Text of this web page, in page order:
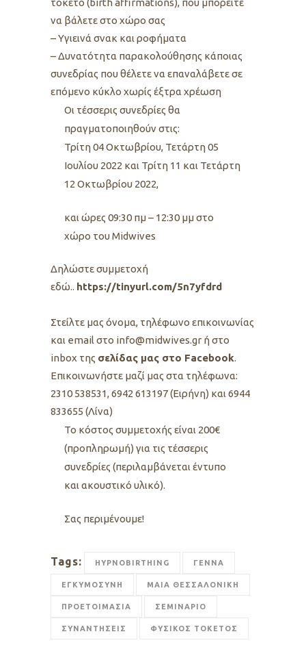
να βάλετε στο χώρο σας
– Υγιεινά σνακ και ροφήματα
– Δυνατότητα παρακολούθησης κάποιας
συνεδρίας που θέλετε να επαναλάβετε σε
επόμενο κύκλο χωρίς έξτρα χρέωση
Οι τέσσερις συνεδρίες θα
πραγματοποιηθούν στις:
Τρίτη 04 Οκτωβρίου, Τετάρτη 05
Ιουλίου 2022 και Τρίτη 11 και Τετάρτη
12 Οκτωβρίου 2022,
και ώρες 09:30 πμ – 12:30 μμ στο
χώρο του Midwives
Δηλώστε συμμετοχή
εδώ.. https://tinyurl.com/5n7yfdrd
Στείλτε μας όνομα, τηλέφωνο επικοινωνίας
και email στο info@midwives.gr ή στο
inbox της σελίδας μας στο Facebook.
Eπικοινωνήστε μαζί μας στα τηλέφωνα:
2310 538531, 6942 613197 (Ειρήνη) και 6944
833655 (Λίνα)
Το κόστος συμμετοχής είναι 200€
(προπληρωμή) για τις τέσσερις
συνεδρίες (περιλαμβάνεται έντυπο
και ακουστικό υλικό).
Σας περιμένουμε!
Tags: HYPNOBIRTHING ΓΕΝΝΑ
ΕΓΚΥΜΟΣΥΝΗ ΜΑΙΑ ΘΕΣΣΑΛΟΝΙΚΗ
ΠΡΟΕΤΟΙΜΑΣΙΑ ΣΕΜΙΝΑΡΙΟ
ΣΥΝΑΝΤΗΣΕΙΣ ΦΥΣΙΚΟΣ ΤΟΚΕΤΟΣ